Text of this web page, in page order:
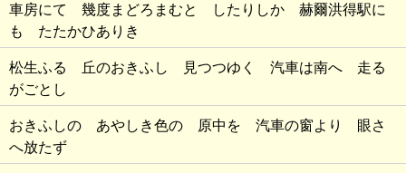
車房にて 幾度まどろまむと したりしか 赫爾洪得駅に
も たたかひありき
松生ふる 丘のおきふし 見つつゆく 汽車は南へ 走る
がごとし
おきふしの あやしき色の 原中を 汽車の窗より 眼さ
へ放たず